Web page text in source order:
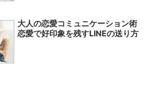
大人の恋愛コミュニケーション術
恋愛で好印象を残すLINEの送り方